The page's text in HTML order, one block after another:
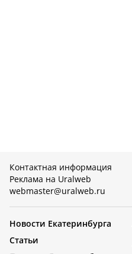
Контактная информация
Реклама на Uralweb
webmaster@uralweb.ru
Новости Екатеринбурга
Статьи